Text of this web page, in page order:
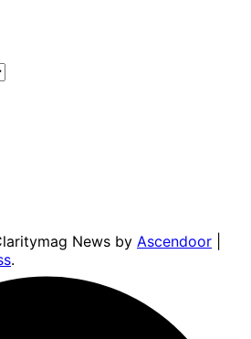
News by Ascendoor
.